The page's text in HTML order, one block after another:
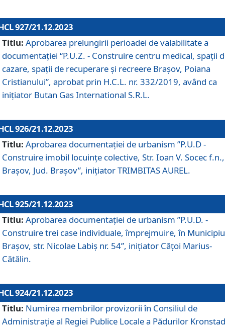
927/21.12.2023
Titlu: Aprobarea prelungirii perioadei de valabilitate a
documentaţiei “P.U.Z. - Construire centru medical, spații
cazare, spații de recuperare și recreere Brașov, Poiana
Cristianului”, aprobat prin H.C.L. nr. 332/2019, având ca
inițiator Butan Gas International S.R.L.
926/21.12.2023
Titlu: Aprobarea documentaţiei de urbanism ”P.U.D -
Construire imobil locuințe colective, Str. Ioan V. Socec f.n.,
Brașov, Jud. Brașov”, inițiator TRIMBITAS AUREL.
925/21.12.2023
Titlu: Aprobarea documentaţiei de urbanism ”P.U.D. -
Construire trei case individuale, împrejmuire, în
Brașov, str. Nicolae Labiș nr. 54”, inițiator Cățoi Marius-
Cătălin.
924/21.12.2023
Titlu: Numirea membrilor provizorii în Consiliul de
Administraţie al Regiei Publice Locale a Pădurilor